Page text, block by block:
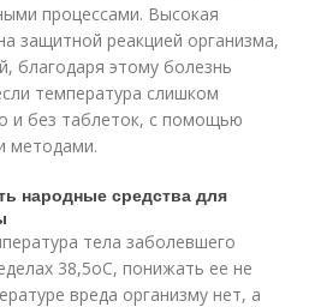
процессами. Высокая
защитной реакцией организма,
благодаря этому болезнь
температура слишком
и без таблеток, с помощью
методами.
народные средства для
тела заболевшего
38,5оС, понижать ее не
вреда организму нет, а